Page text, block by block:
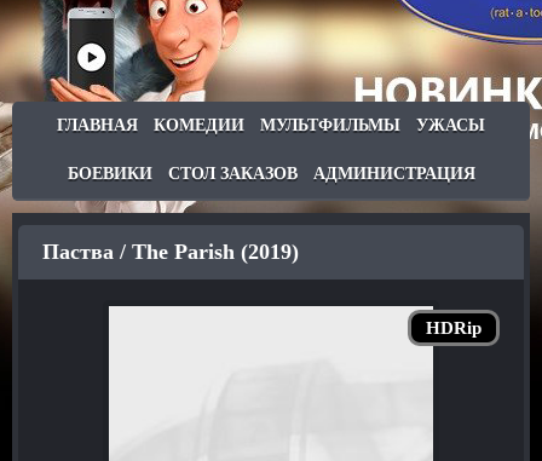
ГЛАВНАЯ КОМЕДИИ МУЛЬТФИЛЬМЫ УЖАСЫ
БОЕВИКИ СТОЛ ЗАКАЗОВ АДМИНИСТРАЦИЯ
HDRip
Паства / The Parish (2019)